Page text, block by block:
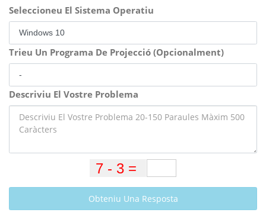
Seleccioneu El Sistema Operatiu
Trieu Un Programa De Projecció (Opcionalment)
Descriviu El Vostre Problema
Obteniu Una Resposta